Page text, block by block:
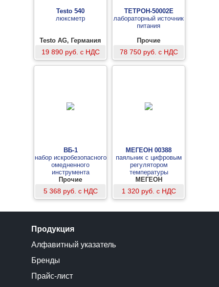
Testo 540
люксметр
Testo AG, Германия
19 890 руб. с НДС
ТЕТРОН-50002Е
лабораторный источник
питания
Прочие
78 750 руб. с НДС
ВБ-1
набор искробезопасного
омедненного
инструмента
Прочие
5 368 руб. с НДС
МЕГЕОН 00388
паяльник с цифровым
регулятором
температуры
МЕГЕОН
1 320 руб. с НДС
Продукция
Алфавитный указатель
Бренды
Прайс-лист